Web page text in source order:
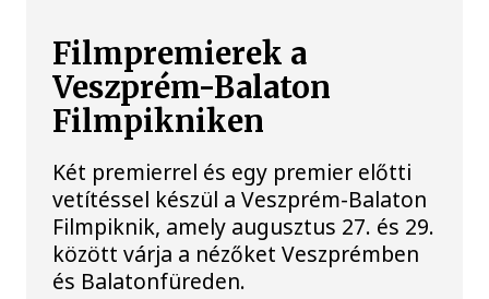
Filmpremierek a
Veszprém-Balaton
Filmpikniken
Két premierrel és egy premier előtti
vetítéssel készül a Veszprém-Balaton
Filmpiknik, amely augusztus 27. és 29.
között várja a nézőket Veszprémben
és Balatonfüreden.